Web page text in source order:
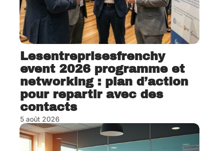
Lesentreprisesfrenchy
event 2026 programme et
networking : plan d’action
pour repartir avec des
contacts
5 août 2026